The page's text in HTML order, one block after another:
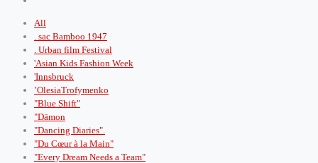
All
. sac Bamboo 1947
. Urban film Festival
'Asian Kids Fashion Week
'Innsbruck
’OlesiaTrofymenko
"Blue Shift"
"Dämon
"Dancing Diaries".
"Du Cœur à la Main"
"Every Dream Needs a Team"